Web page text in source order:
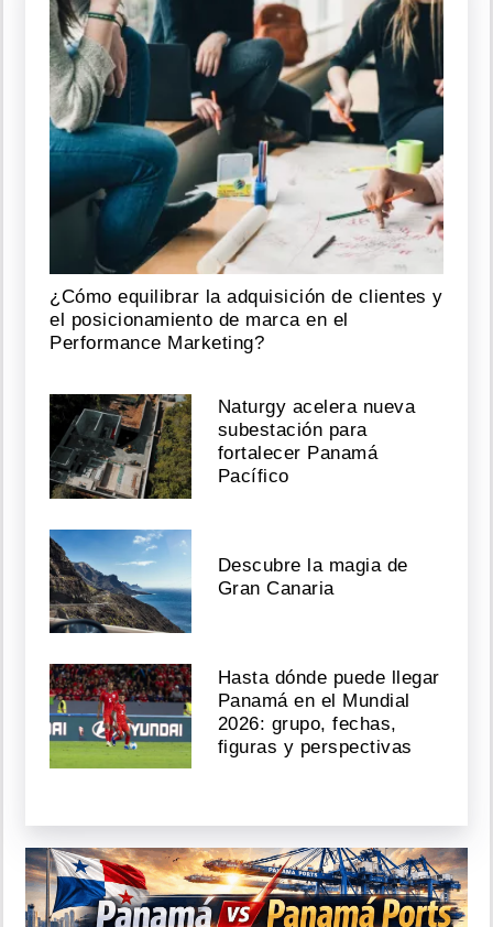
¿Cómo equilibrar la adquisición de clientes y
el posicionamiento de marca en el
Performance Marketing?
Naturgy acelera nueva
subestación para
fortalecer Panamá
Pacífico
Descubre la magia de
Gran Canaria
Hasta dónde puede llegar
Panamá en el Mundial
2026: grupo, fechas,
figuras y perspectivas